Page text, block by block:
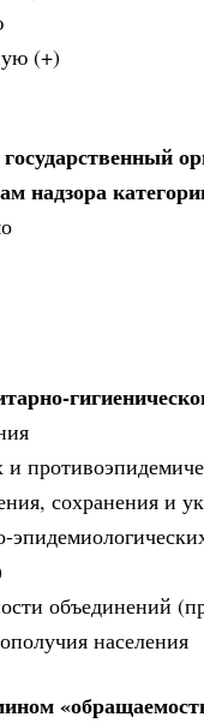
(+)
надзора
и
сохранения и
объединений
населения